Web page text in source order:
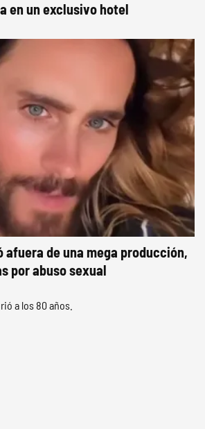
en un exclusivo hotel
afuera de una mega producción,
por abuso sexual